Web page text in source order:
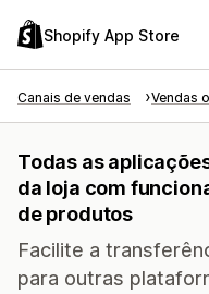
Shopify App Store
Canais de vendas Vendas
Todas as
da loja com
de produtos
Facilite a
para outras